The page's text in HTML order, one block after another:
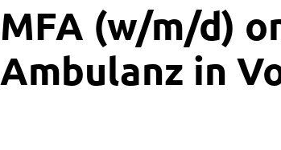
MFA (w/m/d)
Ambulanz in